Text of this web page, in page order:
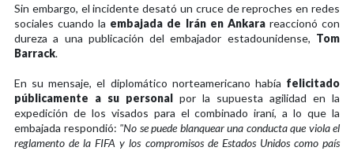
Sin embargo, el incidente desató un cruce de reproches en redes
sociales cuando la embajada de Irán en Ankarareaccionó con
dureza a una publicación del embajador estadounidense, Tom
Barrack.
En su mensaje, el diplomático norteamericano había felicitado
públicamente a su personal por la supuesta agilidad en la
expedición de los visados para el combinado iraní, a lo que la
embajada respondió: "No se puede blanquear una conducta que viola el
reglamento de la FIFA y los compromisos de Estados Unidos como país